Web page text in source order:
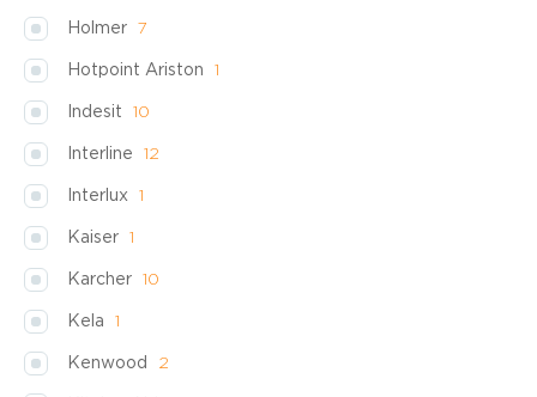
Holmer 7
Hotpoint Ariston 1
Indesit 10
Interline 12
Interlux 1
Kaiser 1
Karcher 10
Kela 1
Kenwood 2